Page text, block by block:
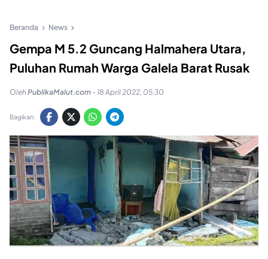
Beranda News
Gempa M 5.2 Guncang Halmahera Utara,
Puluhan Rumah Warga Galela Barat Rusak
OlehPublikaMalut.com - 18 April 2022, 05:30
Bagikan: